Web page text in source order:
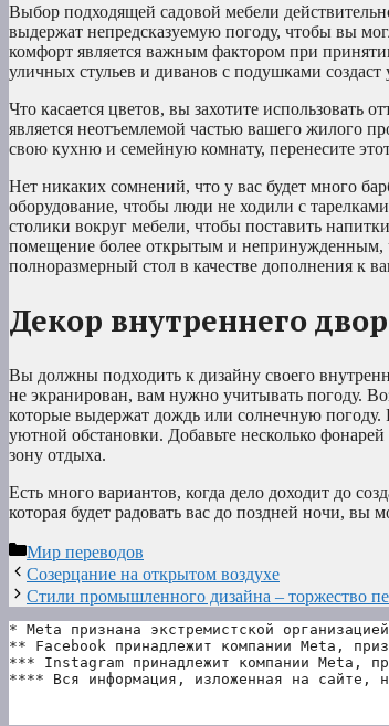
Выбор подходящей садовой мебели
выдержат непредсказуемую погоду, чтобы вы
комфорт является важным фактором при
уличных стульев и диванов с подушками создаст
Что касается цветов, вы захотите
является неотъемлемой частью вашего жилого
свою кухню и семейную комнату, перенесите
Нет никаких сомнений, что у вас будет много
оборудование, чтобы люди не ходили с
столики вокруг мебели, чтобы поставить
помещение более открытым и непринужденным,
полноразмерный стол в качестве дополнения к
Декор внутреннего
Вы должны подходить к дизайну своего
не экранирован, вам нужно учитывать погоду.
которые выдержат дождь или солнечную
уютной обстановки. Добавьте несколько
зону отдыха.
Есть много вариантов, когда дело доходит до
которая будет радовать вас до поздней ночи, вы
Рубрики
Мир переводов
Созерцание на открытом воздухе
Стили промышленного дизайна – торжество
* Meta признана экстремистской
** Facebook принадлежит компании Meta,
*** Instagram принадлежит компании Meta,
**** Вся информация, изложенная на сайте,